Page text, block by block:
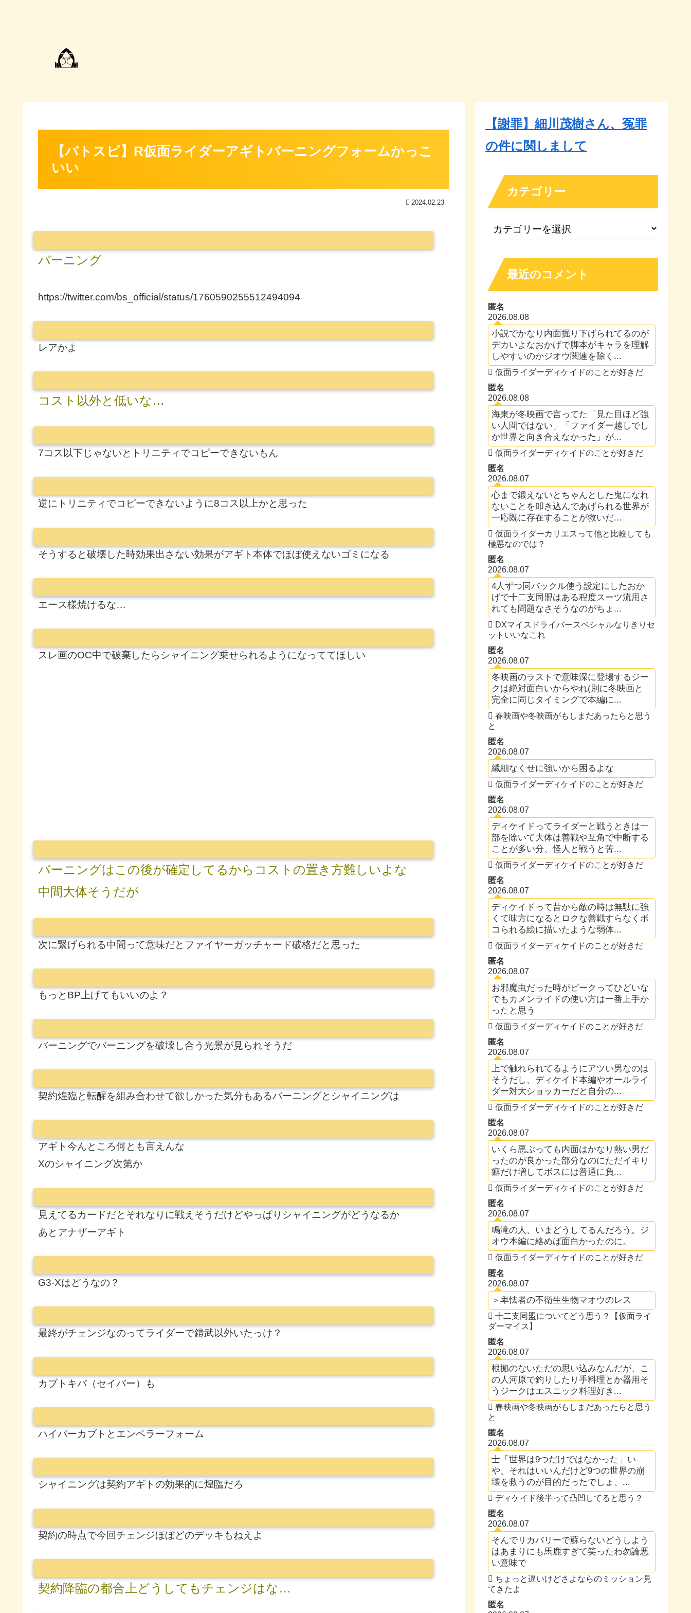
【バトスピ】R仮面ライダーアギトバーニングフォームかっこ
いい
2024.02.23
バーニング
https://twitter.com/bs_official/status/1760590255512494094
レアかよ
コスト以外と低いな…
7コス以下じゃないとトリニティでコピーできないもん
逆にトリニティでコピーできないように8コス以上かと思った
そうすると破壊した時効果出さない効果がアギト本体でほぼ使えないゴミになる
エース様焼けるな…
スレ画のOC中で破棄したらシャイニング乗せられるようになっててほしい
バーニングはこの後が確定してるからコストの置き方難しいよな
中間大体そうだが
次に繋げられる中間って意味だとファイヤーガッチャード破格だと思った
もっとBP上げてもいいのよ？
バーニングでバーニングを破壊し合う光景が見られそうだ
契約煌臨と転醒を組み合わせて欲しかった気分もあるバーニングとシャイニングは
アギト今んところ何とも言えんな
Xのシャイニング次第か
見えてるカードだとそれなりに戦えそうだけどやっぱりシャイニングがどうなるか
あとアナザーアギト
G3-Xはどうなの？
最終がチェンジなのってライダーで鎧武以外いたっけ？
カブトキバ（セイバー）も
ハイパーカブトとエンペラーフォーム
シャイニングは契約アギトの効果的に煌臨だろ
契約の時点で今回チェンジほぼどのデッキもねえよ
契約降臨の都合上どうしてもチェンジはな…
【謝罪】細川茂樹さん、冤罪
の件に関しまして
カテゴリー
最近のコメント
匿名
2026.08.08
小説でかなり内面掘り下げられてるのが
デカいよなおかげで脚本がキャラを理解
しやすいのかジオウ関連を除く...
仮面ライダーディケイドのことが好きだ
匿名
2026.08.08
海東が冬映画で言ってた「見た目ほど強
い人間ではない」「ファイダー越しでし
か世界と向き合えなかった」が...
仮面ライダーディケイドのことが好きだ
匿名
2026.08.07
心まで鍛えないとちゃんとした鬼になれ
ないことを叩き込んであげられる世界が
一応既に存在することが救いだ...
仮面ライダーカリエスって他と比較しても
極悪なのでは？
匿名
2026.08.07
4人ずつ同バックル使う設定にしたおか
げで十二支同盟はある程度スーツ流用さ
れても問題なさそうなのがちょ...
DXマイスドライバースペシャルなりきりセ
ットいいなこれ
匿名
2026.08.07
冬映画のラストで意味深に登場するジー
クは絶対面白いからやれ(別に冬映画と
完全に同じタイミングで本編に...
春映画や冬映画がもしまだあったらと思う
と
匿名
2026.08.07
繊細なくせに強いから困るよな
仮面ライダーディケイドのことが好きだ
匿名
2026.08.07
ディケイドってライダーと戦うときは一
部を除いて大体は善戦や互角で中断する
ことが多い分、怪人と戦うと苦...
仮面ライダーディケイドのことが好きだ
匿名
2026.08.07
ディケイドって昔から敵の時は無駄に強
くて味方になるとロクな善戦すらなくボ
コられる絵に描いたような弱体...
仮面ライダーディケイドのことが好きだ
匿名
2026.08.07
お邪魔虫だった時がピークってひどいな
でもカメンライドの使い方は一番上手か
ったと思う
仮面ライダーディケイドのことが好きだ
匿名
2026.08.07
上で触れられてるようにアツい男なのは
そうだし、ディケイド本編やオールライ
ダー対大ショッカーだと自分の...
仮面ライダーディケイドのことが好きだ
匿名
2026.08.07
いくら悪ぶっても内面はかなり熱い男だ
ったのが良かった部分なのにただイキり
癖だけ増してボスには普通に負...
仮面ライダーディケイドのことが好きだ
匿名
2026.08.07
鳴滝の人、いまどうしてるんだろう。ジ
オウ本編に絡めば面白かったのに。
仮面ライダーディケイドのことが好きだ
匿名
2026.08.07
＞卑怯者の不衛生生物マオウのレス
十二支同盟についてどう思う？【仮面ライ
ダーマイス】
匿名
2026.08.07
根拠のないただの思い込みなんだが、こ
の人河原で釣りしたり手料理とか器用そ
うジークはエスニック料理好き...
春映画や冬映画がもしまだあったらと思う
と
匿名
2026.08.07
士「世界は9つだけではなかった」い
や、それはいいんだけど9つの世界の崩
壊を救うのが目的だったでしょ、...
ディケイド後半って凸凹してると思う？
匿名
2026.08.07
そんでリカバリーで蘇らないどうしよう
はあまりにも馬鹿すぎて笑ったわ勿論悪
い意味で
ちょっと遅いけどさよならのミッション見
てきたよ
匿名